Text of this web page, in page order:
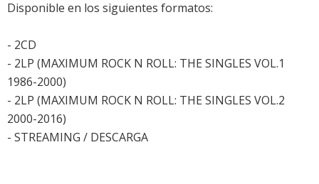
Disponible en los siguientes formatos:
- 2CD
- 2LP (MAXIMUM ROCK N ROLL: THE SINGLES VOL.1
1986-2000)
- 2LP (MAXIMUM ROCK N ROLL: THE SINGLES VOL.2
2000-2016)
- STREAMING / DESCARGA